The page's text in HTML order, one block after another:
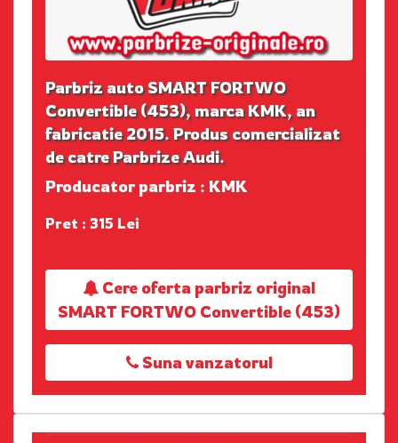
Parbriz auto SMART FORTWO
Convertible (453), marca KMK, an
fabricatie 2015. Produs comercializat
de catre Parbrize Audi.
Producator parbriz : KMK
Pret : 315 Lei
Cere oferta parbriz original
SMART FORTWO Convertible (453)
Suna vanzatorul